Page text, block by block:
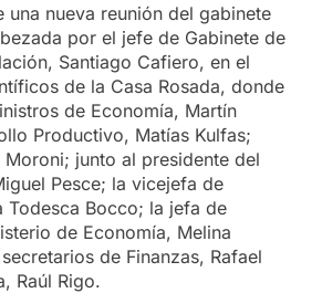
una nueva reunión del gabinete
por el jefe de Gabinete de
Santiago Cafiero, en el
de la Casa Rosada, donde
de Economía, Martín
Productivo, Matías Kulfas;
junto al presidente del
Pesce; la vicejefa de
Todesca Bocco; la jefa de
de Economía, Melina
de Finanzas, Rafael
Raúl Rigo.